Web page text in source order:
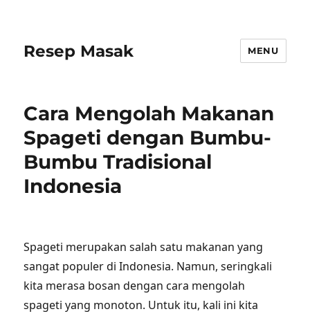
Resep Masak MENU
Cara Mengolah Makanan
Spageti dengan Bumbu-
Bumbu Tradisional
Indonesia
Spageti merupakan salah satu makanan yang
sangat populer di Indonesia. Namun, seringkali
kita merasa bosan dengan cara mengolah
spageti yang monoton. Untuk itu, kali ini kita